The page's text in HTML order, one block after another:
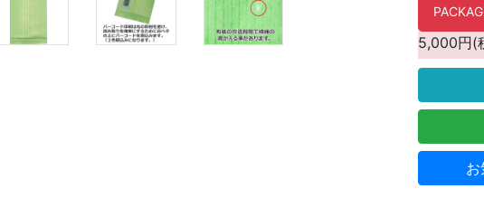
5,000円(
お